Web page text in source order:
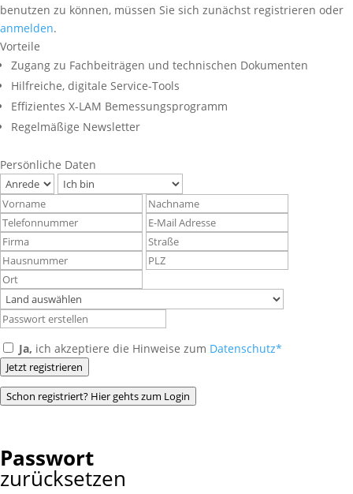
benutzen zu können, müssen Sie sich zunächst registrieren oder
anmelden.
Vorteile
Zugang zu Fachbeiträgen und technischen Dokumenten
Hilfreiche, digitale Service-Tools
Effizientes X-LAM Bemessungsprogramm
Regelmäßige Newsletter
Persönliche Daten
Ja, ich akzeptiere die Hinweise zum Datenschutz*
Jetzt registrieren
Schon registriert? Hier gehts zum Login
Passwort
zurücksetzen